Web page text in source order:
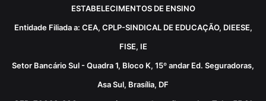
ESTABELECIMENTOS DE ENSINO
Entidade Filiada a: CEA, CPLP-SINDICAL DE EDUCAÇÃO, DIEESE,
FISE, IE
Setor Bancário Sul - Quadra 1, Bloco K, 15º andar Ed. Seguradoras,
Asa Sul, Brasília, DF